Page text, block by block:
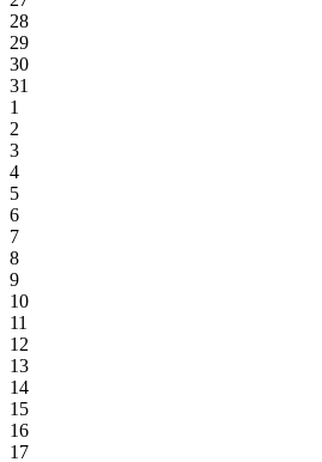
28
29
30
31
1
2
3
4
5
6
7
8
9
10
11
12
13
14
15
16
17